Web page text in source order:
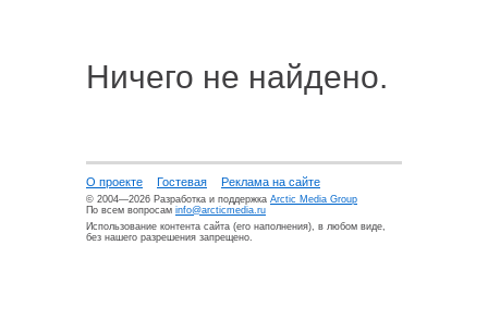
Ничего не найдено.
О проекте Гостевая Реклама на сайте
© 2004—2026 Разработка и поддержка Arctic Media Group
По всем вопросам info@arcticmedia.ru
Использование контента сайта (его наполнения), в любом виде,
без нашего разрешения запрещено.